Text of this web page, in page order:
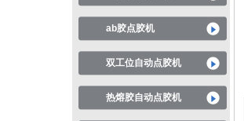
ab胶点胶机
双工位自动点胶机
热熔胶自动点胶机